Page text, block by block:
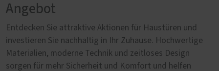
Angebot
Entdecken Sie attraktive Aktionen für Haustüren und
investieren Sie nachhaltig in Ihr Zuhause. Hochwertige
Materialien, moderne Technik und zeitloses Design
sorgen für mehr Sicherheit und Komfort und helfen